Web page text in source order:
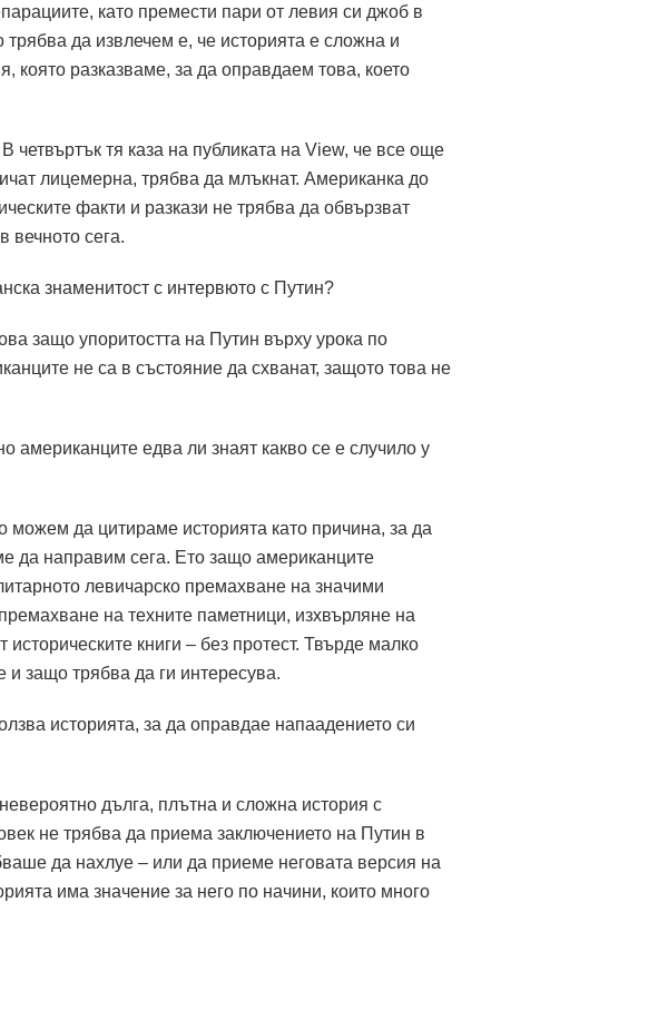
като премести пари от левия си джоб в
да извлечем е, че историята е сложна и
която разказваме, за да оправдаем това, което
четвъртък тя каза на публиката на View, че все още
лицемерна, трябва да млъкнат. Американка до
факти и разкази не трябва да обвързват
вечното сега.
знаменитост с интервюто с Путин?
защо упоритостта на Путин върху урока по
не са в състояние да схванат, защото това не
американците едва ли знаят какво се е случило у
можем да цитираме историята като причина, за да
да направим сега. Ето защо американците
левичарско премахване на значими
на техните паметници, изхвърляне на
книги – без протест. Твърде малко
защо трябва да ги интересува.
историята, за да оправдае напаадението си
дълга, плътна и сложна история с
не трябва да приема заключението на Путин в
да нахлуе – или да приеме неговата версия на
има значение за него по начини, които много